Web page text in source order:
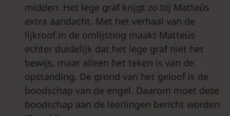
midden. Het lege graf krijgt zo bij Matteüs
extra aandacht. Met het verhaal van de
lijkroof in de omlijsting maakt Matteüs
echter duidelijk dat het lege graf niet het
bewijs, maar alleen het teken is van de
opstanding. De grond van het geloof is de
boodschap van de engel. Daarom moet deze
boodschap aan de leerlingen bericht worden